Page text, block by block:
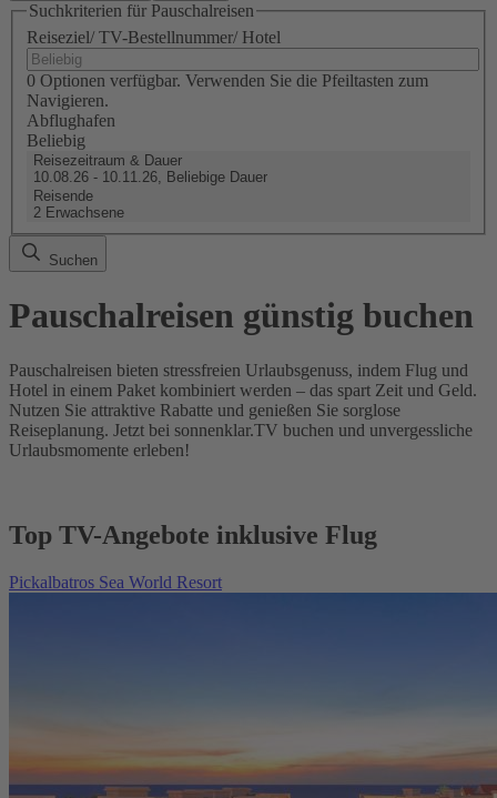
Suchkriterien für Pauschalreisen
Reiseziel/ TV-Bestellnummer/ Hotel
0 Optionen verfügbar. Verwenden Sie die Pfeiltasten zum
Navigieren.
Abflughafen
Beliebig
Reisezeitraum & Dauer
10.08.26 - 10.11.26, Beliebige Dauer
Reisende
2 Erwachsene
Suchen
Pauschalreisen günstig buchen
Pauschalreisen bieten stressfreien Urlaubsgenuss, indem Flug und
Hotel in einem Paket kombiniert werden – das spart Zeit und Geld.
Nutzen Sie attraktive Rabatte und genießen Sie sorglose
Reiseplanung. Jetzt bei sonnenklar.TV buchen und unvergessliche
Urlaubsmomente erleben!
Top TV-Angebote inklusive Flug
Pickalbatros Sea World Resort